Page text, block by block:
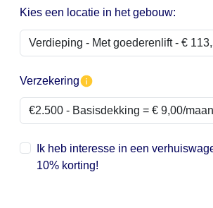
Kies een locatie in het gebouw:
Verzekering
Ik heb interesse in een
10% korting!